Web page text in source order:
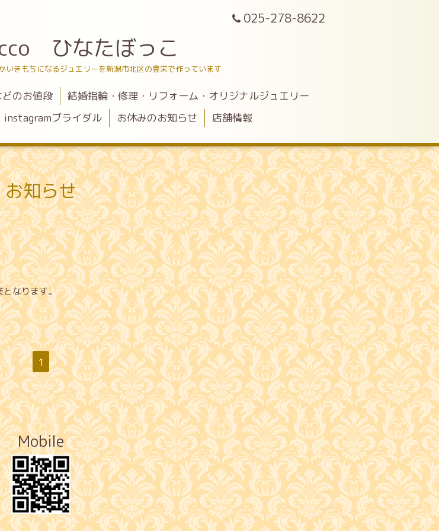
025-278-8622
ひなたぼっこ
いきもちになるジュエリーを新潟市北区の豊栄で作っています
のお値段
結婚指輪・修理・リフォーム・オリジナルジュエリー
instagramブライダル お休みのお知らせ 店舗情報
お知らせ
なります。
1
Mobile